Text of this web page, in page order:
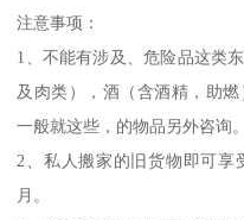
注意事项：
1、不能有涉及、危险品这类
及肉类），酒（含酒精，助燃
一般就这些，的物品另外咨询。
2、私人搬家的旧货物即可享
月。